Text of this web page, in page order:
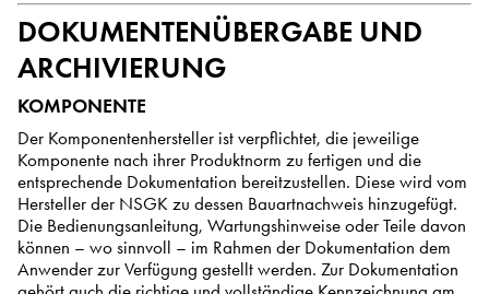
DOKUMENTENÜBERGABE UND
ARCHIVIERUNG
KOMPONENTE
Der Komponentenhersteller ist verpflichtet, die jeweilige
Komponente nach ihrer Produktnorm zu fertigen und die
entsprechende Dokumentation bereitzustellen. Diese wird vom
Hersteller der NSGK zu dessen Bauartnachweis hinzugefügt.
Die Bedienungsanleitung, Wartungshinweise oder Teile davon
können – wo sinnvoll – im Rahmen der Dokumentation dem
Anwender zur Verfügung gestellt werden. Zur Dokumentation